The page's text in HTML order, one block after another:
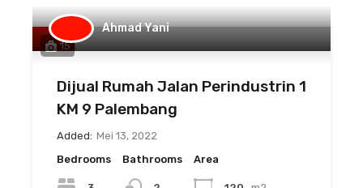
15
Ahmad Yani
Dijual Rumah Jalan Perindustrin 1
KM 9 Palembang
Added: Mei 13, 2022
Bedrooms
Bathrooms Area